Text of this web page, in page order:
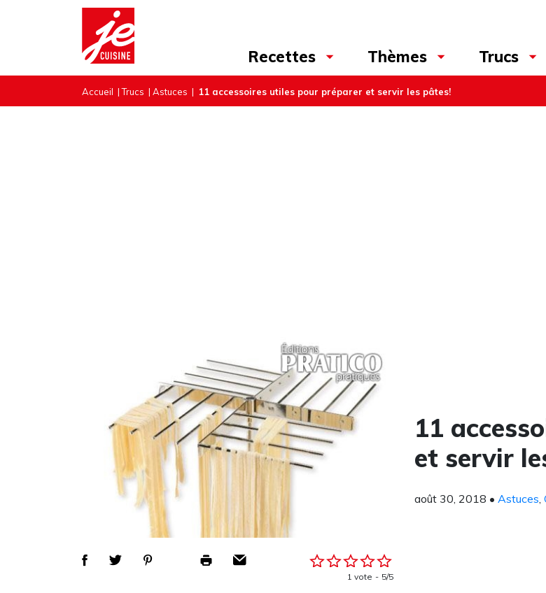
Recettes Thèmes Trucs
Accueil |Trucs | Astuces | 11 accessoires utiles pour préparer et servir les pâtes!
1 vote 5/5
11
et servir
août 30, 2018 • Astuces,